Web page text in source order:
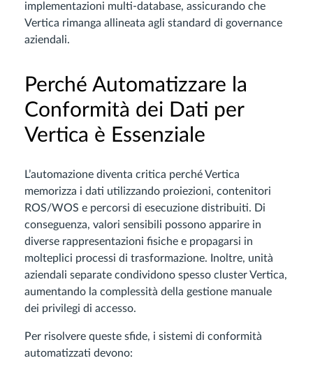
implementazioni multi-database, assicurando che
Vertica rimanga allineata agli standard di governance
aziendali.
Perché Automatizzare la
Conformità dei Dati per
Vertica è Essenziale
L’automazione diventa critica perché Vertica
memorizza i dati utilizzando proiezioni, contenitori
ROS/WOS e percorsi di esecuzione distribuiti. Di
conseguenza, valori sensibili possono apparire in
diverse rappresentazioni fisiche e propagarsi in
molteplici processi di trasformazione. Inoltre, unità
aziendali separate condividono spesso cluster Vertica,
aumentando la complessità della gestione manuale
dei privilegi di accesso.
Per risolvere queste sfide, i sistemi di conformità
automatizzati devono: